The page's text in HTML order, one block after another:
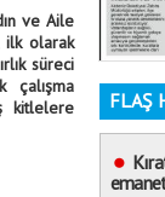
ve Aile
ilk olarak
süreci
çalışma
kitlelere
FLAŞ